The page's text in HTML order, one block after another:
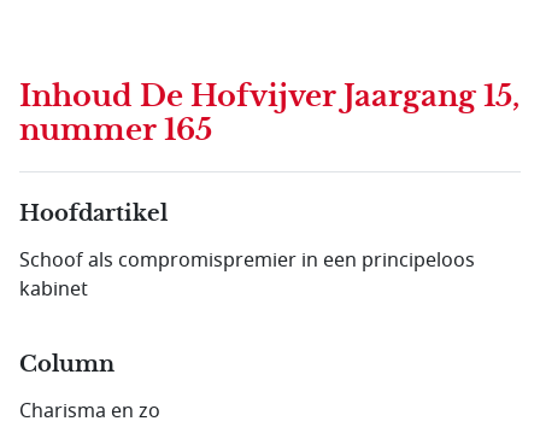
Inhoud De Hofvijver Jaargang 15,
nummer 165
Hoofdartikel
Schoof als compromis­premier in een principeloos
kabinet
Column
Charisma en zo